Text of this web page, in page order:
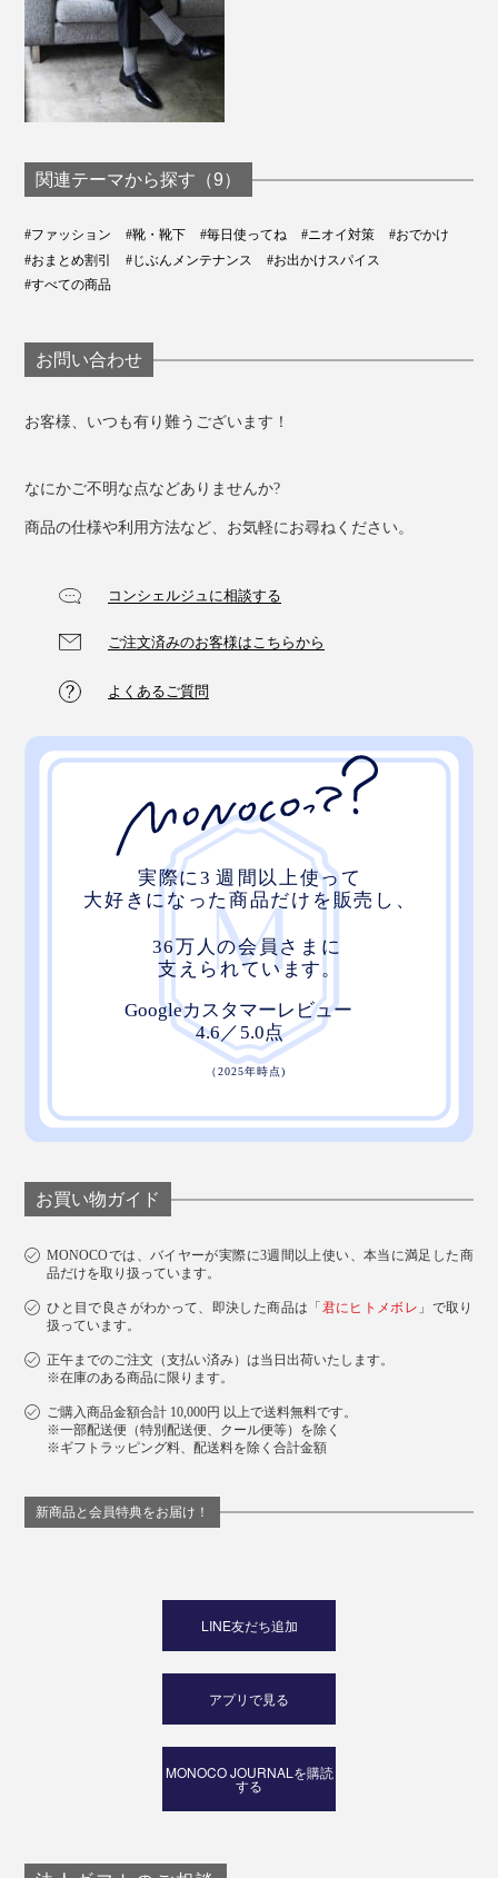
関連テーマから探す（9）
#ファッション #靴・靴下 #毎日使ってね #ニオイ対策
#おでかけ
#おまとめ割引
#じぶんメンテナンス
#お出かけスパイス
#すべての商品
お問い合わせ
お客様、いつも有り難うございます！
なにかご不明な点などありませんか?
商品の仕様や利用方法など、お気軽にお尋ねください。
コンシェルジュに相談する
ご注文済みのお客様はこちらから
よくあるご質問
お買い物ガイド
MONOCOでは、バイヤーが実際に3週間以上使い、本当に満足した商
品だけを取り扱っています。
ひと目で良さがわかって、即決した商品は「君にヒトメボレ 」で取り
扱っています。
正午までのご注文（支払い済み）は当日出荷いたします。
※在庫のある商品に限ります。
ご購入商品金額合計 10,000円 以上で送料無料です。
※一部配送便（特別配送便、クール便等）を除く
※ギフトラッピング料、配送料を除く合計金額
新商品と会員特典をお届け！
LINE友だち追加
アプリで見る
MONOCO JOURNALを購読
する